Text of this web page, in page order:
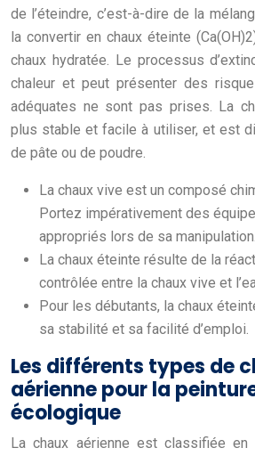
de l’éteindre, c’est-à-dire de la
la convertir en chaux éteinte
chaux hydratée. Le processus
chaleur et peut présenter des
adéquates ne sont pas prises. La
plus stable et facile à utiliser, et est
de pâte ou de poudre.
La chaux vive est un composé
Portez impérativement des
appropriés lors de sa manipulation.
La chaux éteinte résulte de la
contrôlée entre la chaux vive et
Pour les débutants, la chaux
sa stabilité et sa facilité d’emploi.
Les différents types de
aérienne pour la
écologique
La chaux aérienne est classifiée en